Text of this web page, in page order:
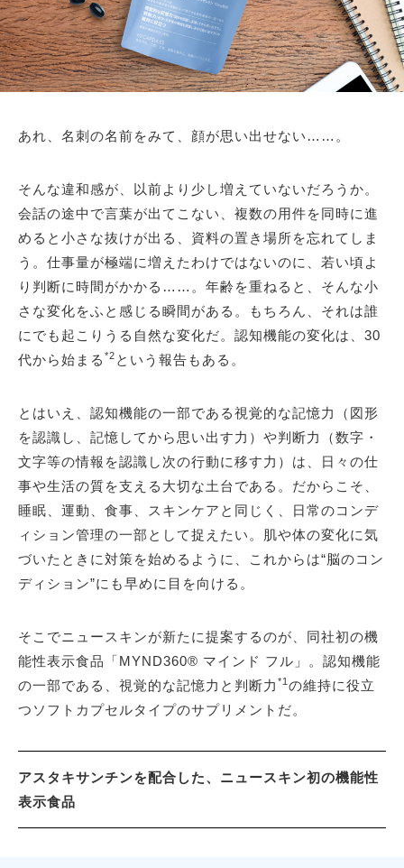
あれ、名刺の名前をみて、顔が思い出せない……。
そんな違和感が、以前より少し増えていないだろうか。
会話の途中で言葉が出てこない、複数の用件を同時に進
めると小さな抜けが出る、資料の置き場所を忘れてしま
う。仕事量が極端に増えたわけではないのに、若い頃よ
り判断に時間がかかる……。年齢を重ねると、そんな小
さな変化をふと感じる瞬間がある。もちろん、それは誰
にでも起こりうる自然な変化だ。認知機能の変化は、30
代から始まる *2 という報告もある。
とはいえ、認知機能の一部である視覚的な記憶力（図形
を認識し、記憶してから思い出す力）や判断力（数字・
文字等の情報を認識し次の行動に移す力）は、日々の仕
事や生活の質を支える大切な土台である。だからこそ、
睡眠、運動、食事、スキンケアと同じく、日常のコンデ
ィション管理の一部として捉えたい。肌や体の変化に気
づいたときに対策を始めるように、これからは“脳のコン
ディション”にも早めに目を向ける。
そこでニュースキンが新たに提案するのが、同社初の機
能性表示食品「MYND360® マインド フル」。認知機能
の一部である、視覚的な記憶力と判断力 *1 の維持に役立
つソフトカプセルタイプのサプリメントだ。
アスタキサンチンを配合した、ニュースキン初の機能性
表示食品